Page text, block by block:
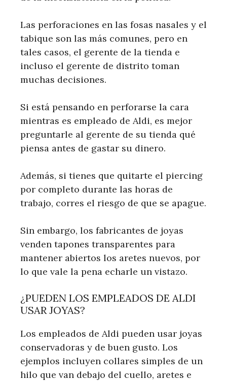
Las perforaciones en las fosas nasales y el
tabique son las más comunes, pero en
tales casos, el gerente de la tienda e
incluso el gerente de distrito toman
muchas decisiones.
Si está pensando en perforarse la cara
mientras es empleado de Aldi, es mejor
preguntarle al gerente de su tienda qué
piensa antes de gastar su dinero.
Además, si tienes que quitarte el piercing
por completo durante las horas de
trabajo, corres el riesgo de que se apague.
Sin embargo, los fabricantes de joyas
venden tapones transparentes para
mantener abiertos los aretes nuevos, por
lo que vale la pena echarle un vistazo.
¿PUEDEN LOS EMPLEADOS DE ALDI
USAR JOYAS?
Los empleados de Aldi pueden usar joyas
conservadoras y de buen gusto. Los
ejemplos incluyen collares simples de un
hilo que van debajo del cuello, aretes e